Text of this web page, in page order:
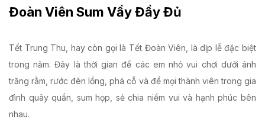
Đoàn Viên Sum Vầy Đầy Đủ
Tết Trung Thu, hay còn gọi là Tết Đoàn Viên, là dịp lễ đặc biệt
trong năm. Đây là thời gian để các em nhỏ vui chơi dưới ánh
trăng rằm, rước đèn lồng, phá cỗ và để mọi thành viên trong gia
đình quây quần, sum họp, sẻ chia niềm vui và hạnh phúc bên
nhau.